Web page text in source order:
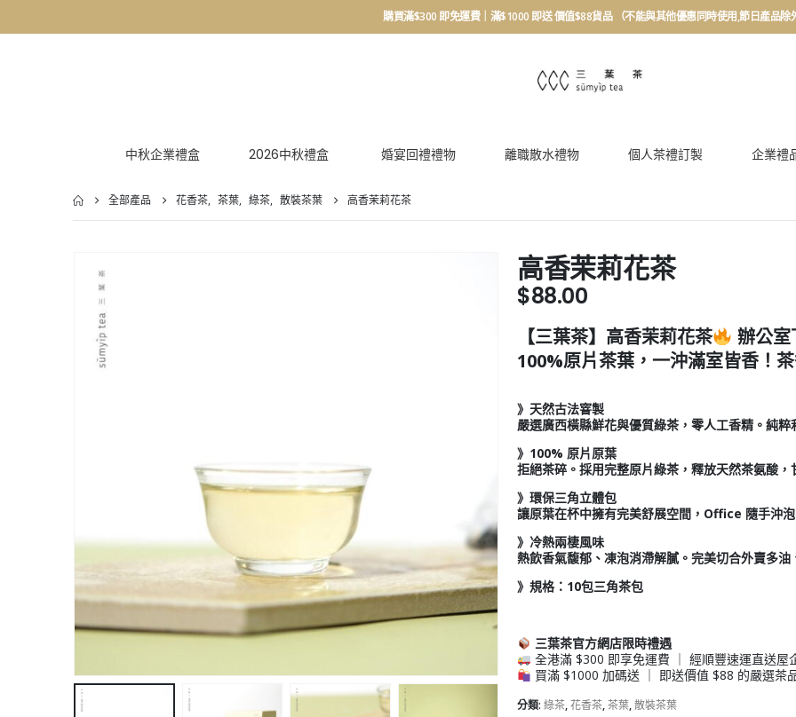
購買滿$300 即免運費｜滿$1000 即送 價值$88貨品 （不能與其他優惠同時使用,節日產品除
中秋企業禮盒 2026中秋禮盒 婚宴回禮禮物 離職散水禮物 個人茶禮訂製 企業禮
全部產品 花香茶, 茶葉, 綠茶, 散裝茶葉 高香茉莉花茶
高香茉莉花茶
$88.00
【三葉茶】高香茉莉花茶
辦公室
100%原片茶葉，一沖滿室皆香！
》 天然古法窨製
嚴選廣西橫縣鮮花與優質綠茶，零人工香精。純
》 100% 原片原葉
拒絕茶碎。採用完整原片綠茶，釋放天然茶氨酸
》 環保三角立體包
讓原葉在杯中擁有完美舒展空間，Office 隨手沖
》 冷熱兩棲風味
熱飲香氣馥郁、凍泡消滯解膩。完美切合外賣多
》規格：10包三角茶包
三葉茶官方網店限時禮遇
全港滿 $300 即享免運費 ｜ 經順豐速運直送屋
買滿 $1000 加碼送 ｜ 即送價值 $88 的嚴選茶
分類: 綠茶,花香茶,茶葉,散裝茶葉